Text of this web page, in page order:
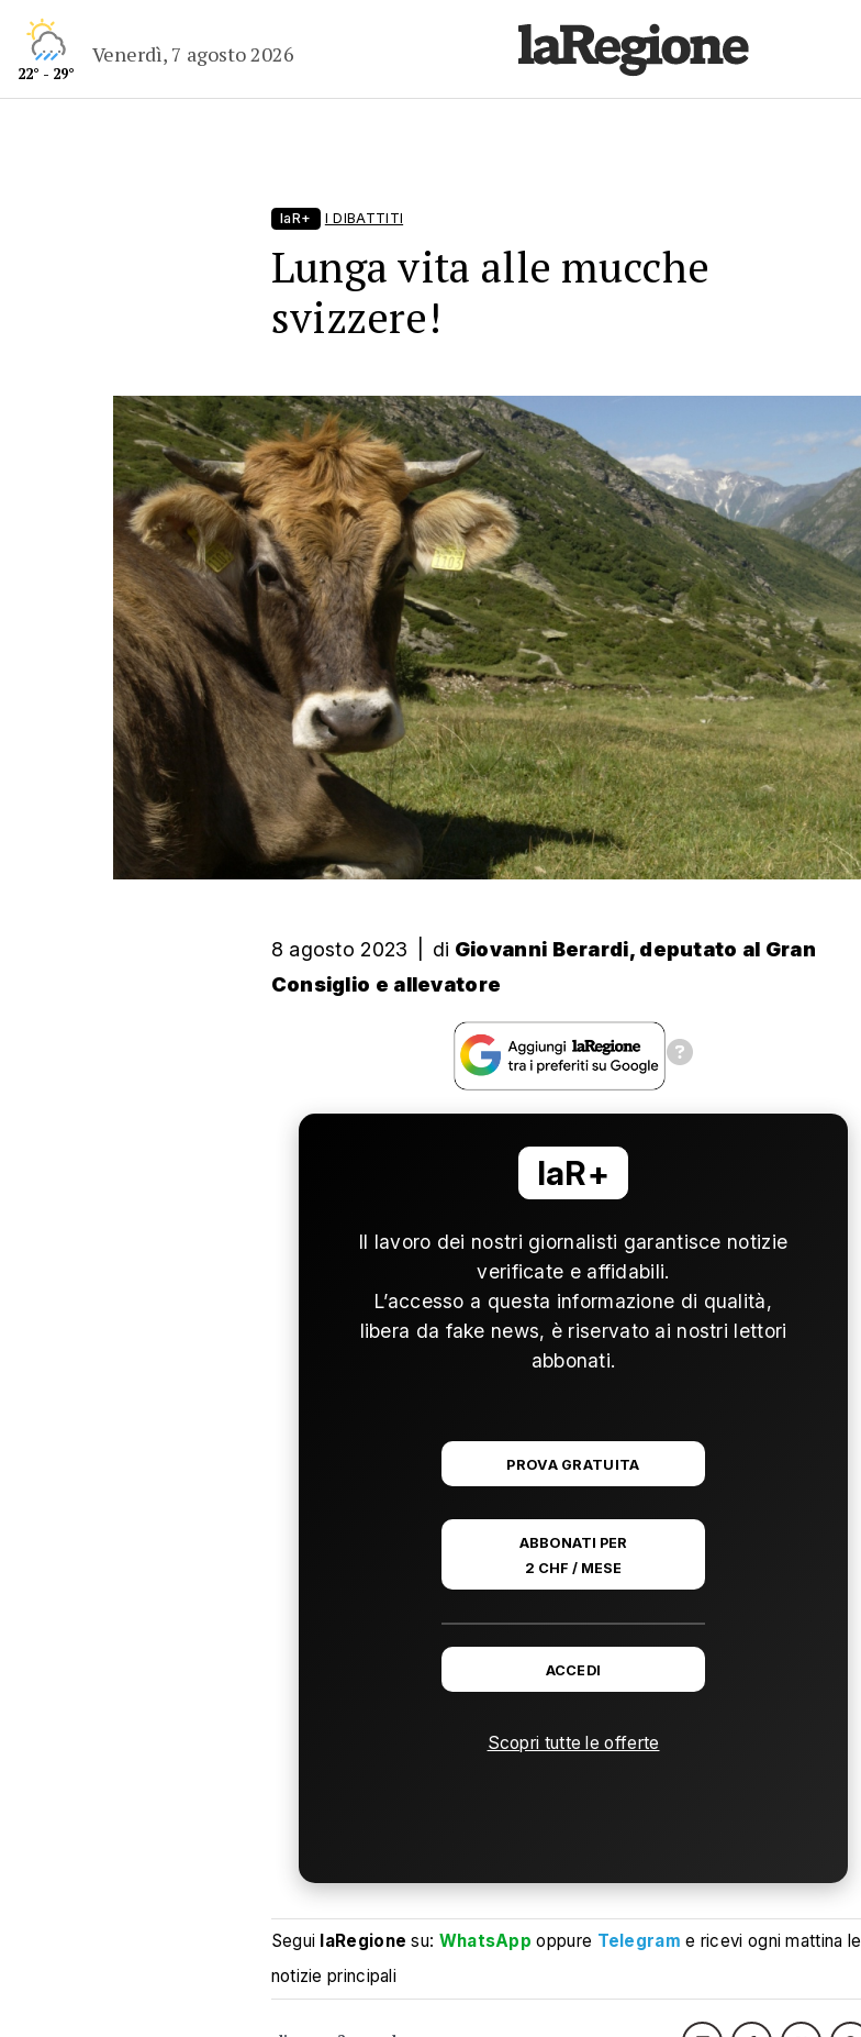
22° - 29°
Venerdì, 7 agosto 2026
laR+ I DIBATTITI
Lunga vita alle mucche
svizzere!
8 agosto 2023 di Giovanni Berardi, deputato al Gran
Consiglio e allevatore
laR+
Il lavoro dei nostri giornalisti garantisce notizie
verificate e affidabili.
L’accesso a questa informazione di qualità,
libera da fake news, è riservato ai nostri lettori
abbonati.
PROVA GRATUITA
ABBONATI PER
2 CHF / MESE
ACCEDI
Scopri tutte le offerte
Segui laRegione su: WhatsApp oppure Telegram e ricevi ogni mattina le
notizie principali